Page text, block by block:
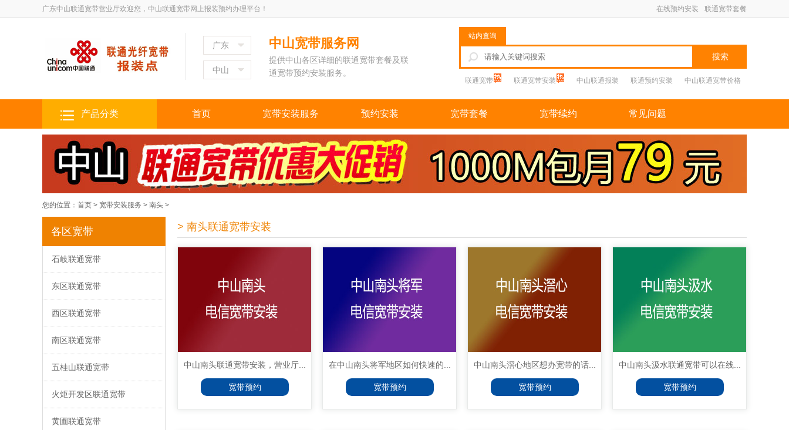
广东中山联通宽带营业厅欢迎您，中山联通宽带网上报装预约办理平台！ 联通宽带套餐
在线预约安装
广东
中山
中山宽带服务网
提供中山各区详细的联通宽带套餐及联
通宽带预约安装服务。
站内查询
搜索
联通宽带 联通宽带安装 中山联通报装 联通预约安装 中山联通宽带价格
产品分类 首页 宽带安装服务 预约安装 宽带套餐 宽带续约 常见问题
您的位置： 首页 > 宽带安装服务 > 南头 >
各区宽带
石岐联通宽带
东区联通宽带
西区联通宽带
南区联通宽带
五桂山联通宽带
火炬开发区联通宽带
黄圃联通宽带
> 南头联通宽带安装
中山南头联通宽带安装，营业厅...
宽带预约
在中山南头将军地区如何快速的...
宽带预约
中山南头滘心地区想办宽带的话...
宽带预约
中山南头汲水联通宽带可以在线...
宽带预约